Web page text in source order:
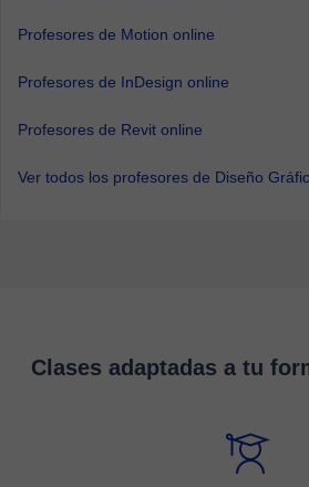
Profesores de Motion online
Profesores de InDesign online
Profesores de Revit online
Ver todos los profesores de Diseño
Clases adaptadas a tu